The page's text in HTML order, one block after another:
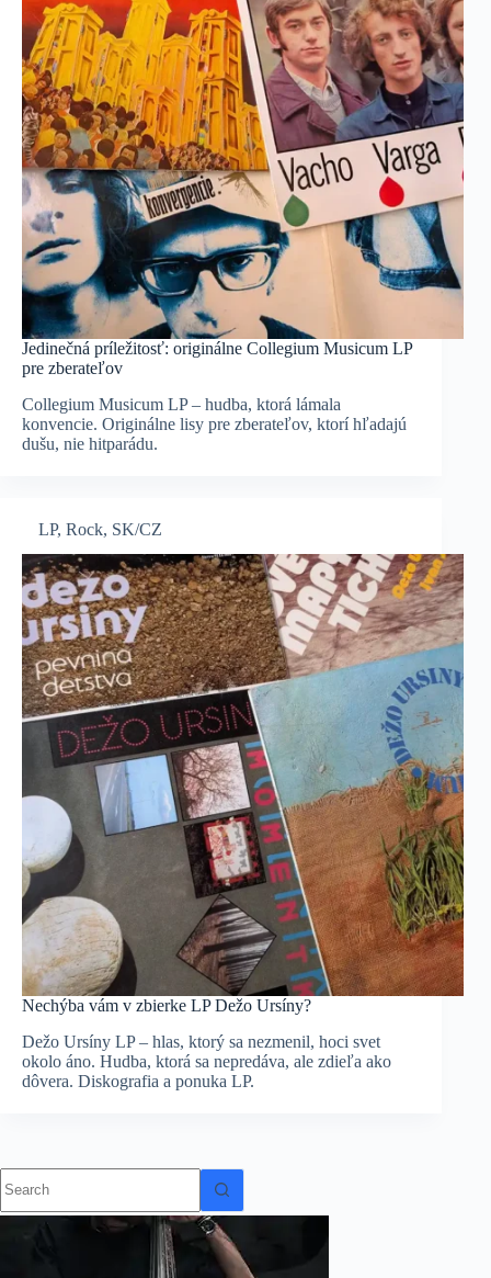
Jedinečná príležitosť: originálne Collegium Musicum LP
pre zberateľov
Collegium Musicum LP – hudba, ktorá lámala
konvencie. Originálne lisy pre zberateľov, ktorí hľadajú
dušu, nie hitparádu.
LP, Rock, SK/CZ
Nechýba vám v zbierke LP Dežo Ursíny?
Dežo Ursíny LP – hlas, ktorý sa nezmenil, hoci svet
okolo áno. Hudba, ktorá sa nepredáva, ale zdieľa ako
dôvera. Diskografia a ponuka LP.
results